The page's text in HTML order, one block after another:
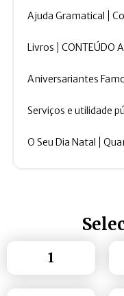
Ajuda Gramatical
Livros CONTEÚDO
Aniversariantes
Serviços e utilidade
O Seu Dia Natal
1